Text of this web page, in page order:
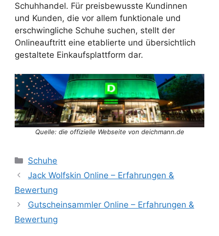
Schuhhandel. Für preisbewusste Kundinnen
und Kunden, die vor allem funktionale und
erschwingliche Schuhe suchen, stellt der
Onlineauftritt eine etablierte und übersichtlich
gestaltete Einkaufsplattform dar.
Quelle: die offizielle Webseite von deichmann.de
Categories
Schuhe
Jack Wolfskin Online – Erfahrungen &
Bewertung
Gutscheinsammler Online – Erfahrungen &
Bewertung